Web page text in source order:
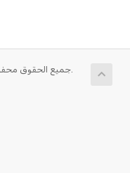
حقوق الطبع والنشر © 2026 LabWorkz. جميع الحقوق محفوظة.